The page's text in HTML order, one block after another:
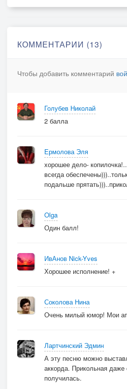
КОММЕНТАРИИ (13)
Чтобы добавить комментарий
Голубев Николай
2 балла
Ермолова Эля
хорошее дело-
всегда
подальше
Olga
Один балл!
ИвАнов Nick-Yves
Хорошее исполнение! +
Соколова Нина
Очень милый юмор! Мои
Лартчинский Эдмин
А эту песню можно
аккорда. Прикольная
получилась.